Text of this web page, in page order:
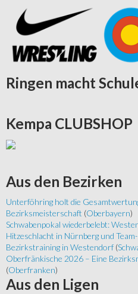
Ringen macht
Kempa CLUBSHOP
Aus den Bezirken
Unterföhring holt die
Bezirksmeisterschaft (Oberbayern)
Schwabenpokal wiederbelebt:
Hitzeschlacht in Nürnberg und
Bezirkstraining in Westendorf (
Oberfränkische 2026 – Eine
(Oberfranken)
Aus den Ligen